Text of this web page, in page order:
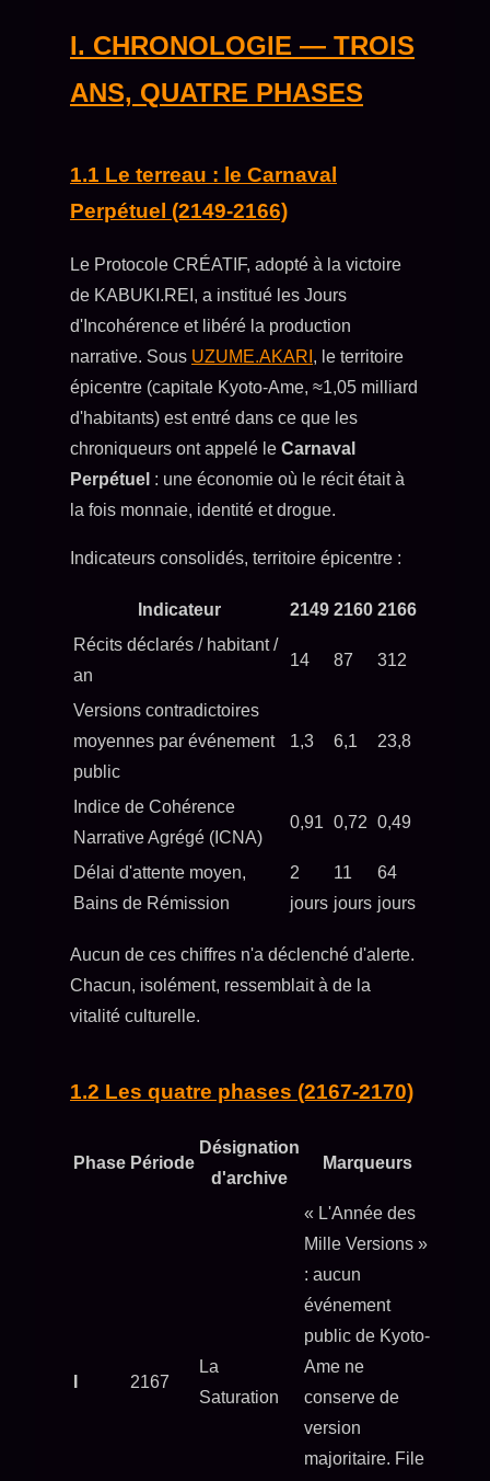
I. CHRONOLOGIE — TROIS
ANS, QUATRE PHASES
1.1 Le terreau : le Carnaval
Perpétuel (2149-2166)
Le Protocole CRÉATIF, adopté à la victoire
de KABUKI.REI, a institué les Jours
d'Incohérence et libéré la production
narrative. Sous UZUME.AKARI , le territoire
épicentre (capitale Kyoto-Ame, ≈1,05 milliard
d'habitants) est entré dans ce que les
chroniqueurs ont appelé le Carnaval
Perpétuel : une économie où le récit était à
la fois monnaie, identité et drogue.
Indicateurs consolidés, territoire épicentre :
Indicateur 2149 2160 2166
Récits déclarés / habitant /
an
14 87 312
Versions contradictoires
moyennes par événement
public
1,3 6,1 23,8
Indice de Cohérence
Narrative Agrégé (ICNA)
0,91 0,72 0,49
Délai d'attente moyen,
Bains de Rémission
2
jours
11
jours
64
jours
Aucun de ces chiffres n'a déclenché d'alerte.
Chacun, isolément, ressemblait à de la
vitalité culturelle.
1.2 Les quatre phases (2167-2170)
Phase Période
Désignation
d'archive
Marqueurs
2167
La
Saturation
« L'Année des
Mille Versions »
: aucun
événement
public de Kyoto-
Ame ne
conserve de
version
majoritaire. File